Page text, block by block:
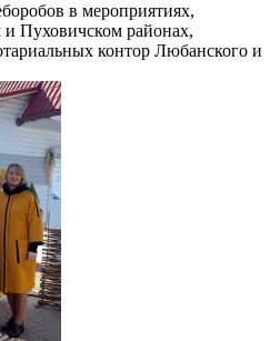
в мероприятиях,
Пуховичском районах,
контор Любанского и